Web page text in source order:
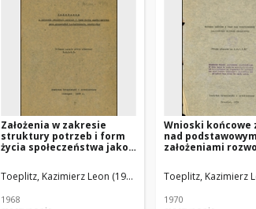
Założenia w zakresie
struktury potrzeb i form
życia społeczeństwa jako
osadnictwa
Toeplitz, Kazimierz Leon (1902-1991).
1968
Wnioski końcowe
nad
założeniami
Toeplitz, Kazimierz
1970